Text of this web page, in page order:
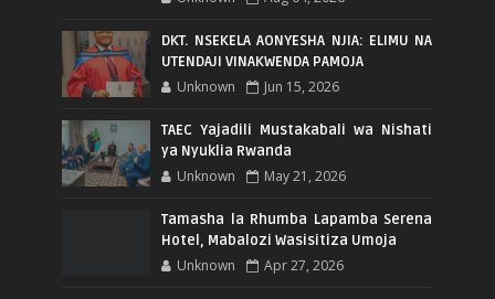
DKT. NSEKELA AONYESHA NJIA: ELIMU NA
UTENDAJI VINAKWENDA PAMOJA
Unknown Jun 15, 2026
TAEC Yajadili Mustakabali wa Nishati
ya Nyuklia Rwanda
Unknown May 21, 2026
Tamasha la Rhumba Lapamba Serena
Hotel, Mabalozi Wasisitiza Umoja
Unknown Apr 27, 2026